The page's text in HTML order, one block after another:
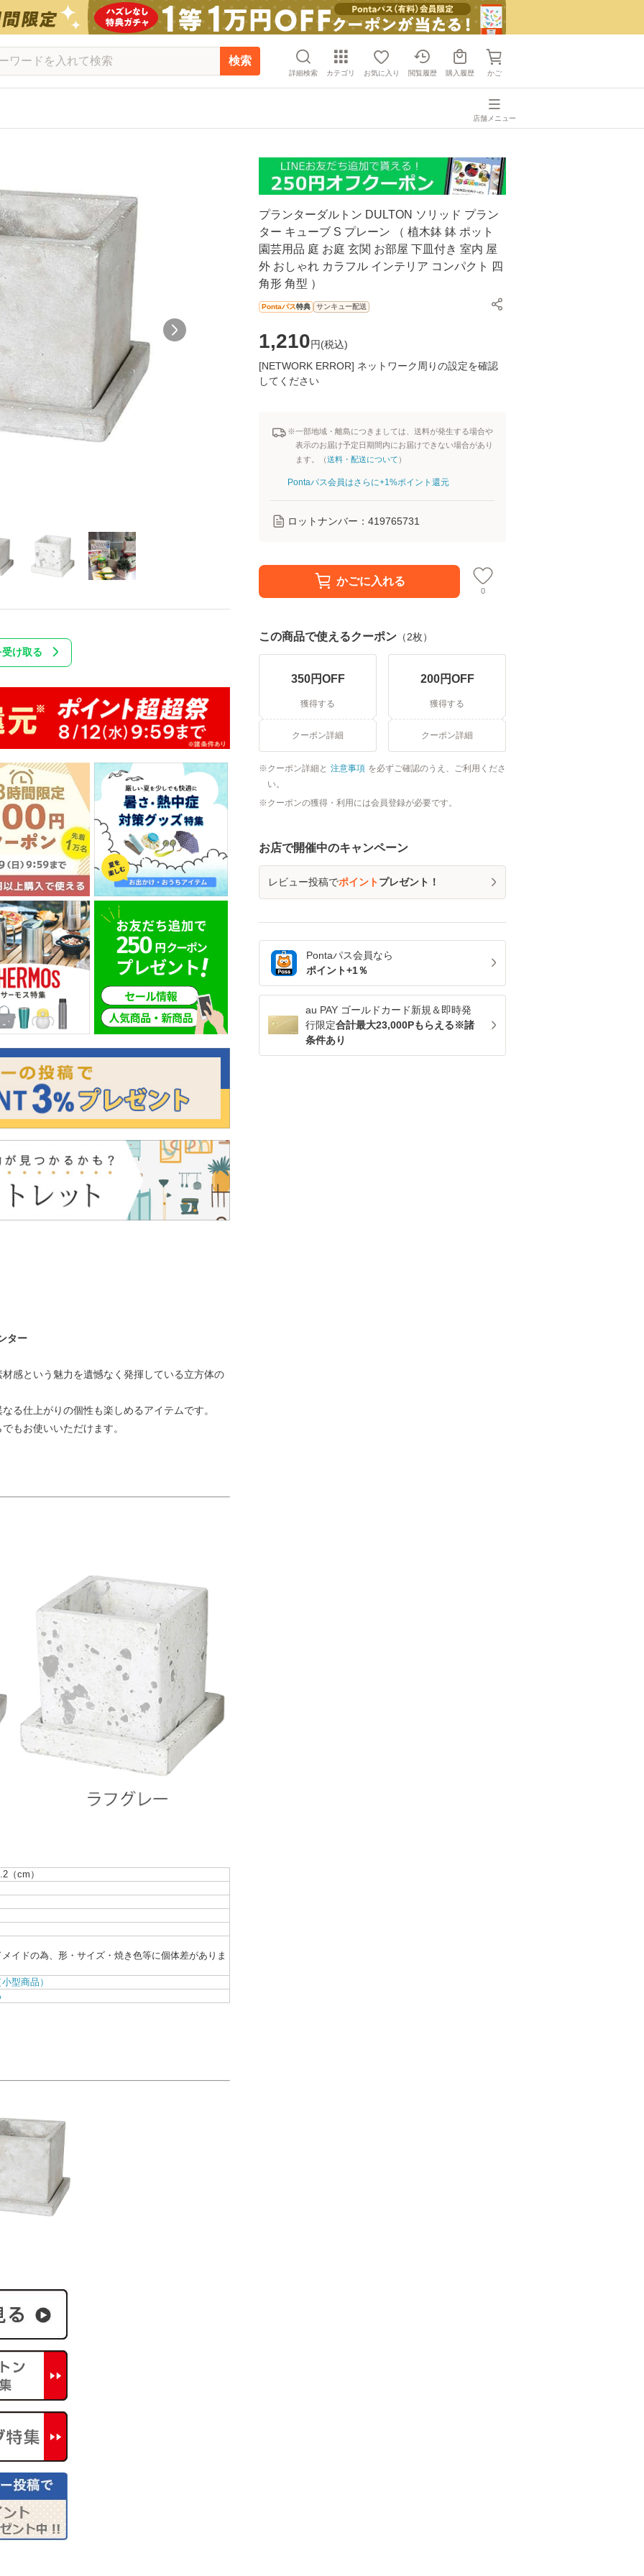
検索
詳細検索 カテゴリ お気に入り 閲覧履歴 購入履歴 かご
店舗メニュー
プランターダルトン DULTON ソリッド プラン
ター キューブ S プレーン （ 植木鉢 鉢 ポット
園芸用品 庭 お庭 玄関 お部屋 下皿付き 室内 屋
外 おしゃれ カラフル インテリア コンパクト 四
角形 角型 ）
Pontaパス特典 サンキュー配送
1,210円(税込)
[NETWORK ERROR] ネットワーク周りの設定を確認
してください
※一部地域・離島につきましては、送料が発生する場合や
表示のお届け予定日期間内にお届けできない場合があり
ます。（送料・配送について ）
Pontaパス会員はさらに+1%ポイント還元
ロットナンバー： 419765731
かごに入れる
0
この商品で使えるクーポン （2枚）
350円OFF
獲得する
クーポン詳細
200円OFF
獲得する
クーポン詳細
クーポン詳細と 注意事項 を必ずご確認のうえ、ご利用くださ
い。
クーポンの獲得・利用には会員登録が必要です。
お店で開催中のキャンペーン
レビュー投稿でポイントプレゼント！
Pontaパス会員なら
ポイント+1％
au PAY ゴールドカード新規＆即時発
行限定合計最大23,000Pもらえる※諸
条件あり
け取る
ター
感という魅力を遺憾なく発揮している立方体の
る仕上がりの個性も楽しめるアイテムです。
もお使いいただけます。
（cm）
イドの為、形・サイズ・焼き色等に個体差がありま
型商品）